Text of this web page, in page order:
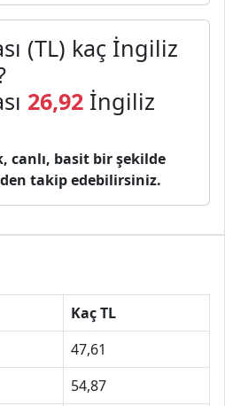
(TL) kaç İngiliz
26,92 İngiliz
canlı, basit bir şekilde
takip edebilirsiniz.
Kaç TL
47,61
54,87